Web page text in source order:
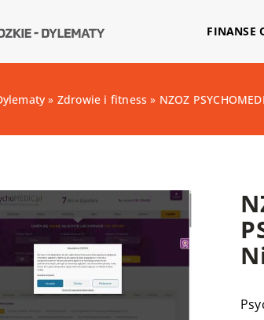
FINANSE
» Zdrowie i fitness » NZOZ